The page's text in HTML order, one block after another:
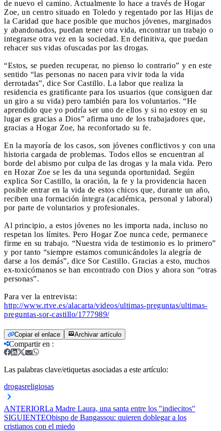
de nuevo el camino. Actualmente lo hace a través de Hogar
Zoe, un centro situado en Toledo y regentado por las Hijas de
la Caridad que hace posible que muchos jóvenes, marginados
y abandonados, puedan tener otra vida, encontrar un trabajo o
integrarse otra vez en la sociedad. En definitiva, que puedan
rehacer sus vidas ofuscadas por las drogas.
“Estos, se pueden recuperar, no pienso lo contrario” y en este
sentido “las personas no nacen para vivir toda la vida
derrotadas”, dice Sor Castillo. La labor que realiza la
residencia es gratificante para los usuarios (que consiguen dar
un giro a su vida) pero también para los voluntarios. “He
aprendido que yo podría ser uno de ellos y si no estoy en su
lugar es gracias a Dios” afirma uno de los trabajadores que,
gracias a Hogar Zoe, ha reconfortado su fe.
En la mayoría de los casos, son jóvenes conflictivos y con una
historia cargada de problemas. Todos ellos se encuentran al
borde del abismo por culpa de las drogas y la mala vida. Pero
en Hozar Zoe se les da una segunda oportunidad. Según
explica Sor Castillo, la oración, la fe y la providencia hacen
posible entrar en la vida de estos chicos que, durante un año,
reciben una formación íntegra (académica, personal y laboral)
por parte de voluntarios y profesionales.
Al principio, a estos jóvenes no les importa nada, incluso no
respetan los límites. Pero Hogar Zoe nunca cede, permanece
firme en su trabajo. “Nuestra vida de testimonio es lo primero”
y por tanto “siempre estamos comunicándoles la alegría de
darse a los demás”, dice Sor Castillo. Gracias a esto, muchos
ex-toxicómanos se han encontrado con Dios y ahora son “otras
personas”.
Para ver la entrevista:
http://www.rtve.es/alacarta/videos/ultimas-preguntas/ultimas-
preguntas-sor-castillo/1777989/
Copiar el enlace Archivar artículo
Compartir en :
Las palabras clave/etiquetas asociadas a este artículo:
drogasreligiosas
ANTERIORLa Madre Laura, una santa entre los "indiecitos"
SIGUIENTEObispo de Bangassou: quieren doblegar a los
cristianos con el miedo